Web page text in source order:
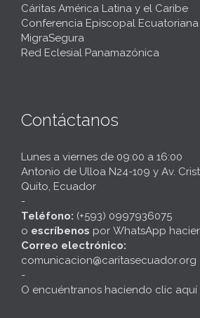
Cáritas América Latina y el Caribe
Conferencia Episcopal Ecuatoriana
MigraSegura
Red Eclesial Panamazónica
Contáctanos
Lunes a viernes de 09:00 a 16:00
Antonio de Ulloa N24-109 y Av.
Quito, Ecuador
-
Teléfono: (+593) 0997936075
o escríbenos por WhatsApp
Correo electrónico:
comunicacion@caritasecuador.org
-
O encuéntranos haciendo clic aquí